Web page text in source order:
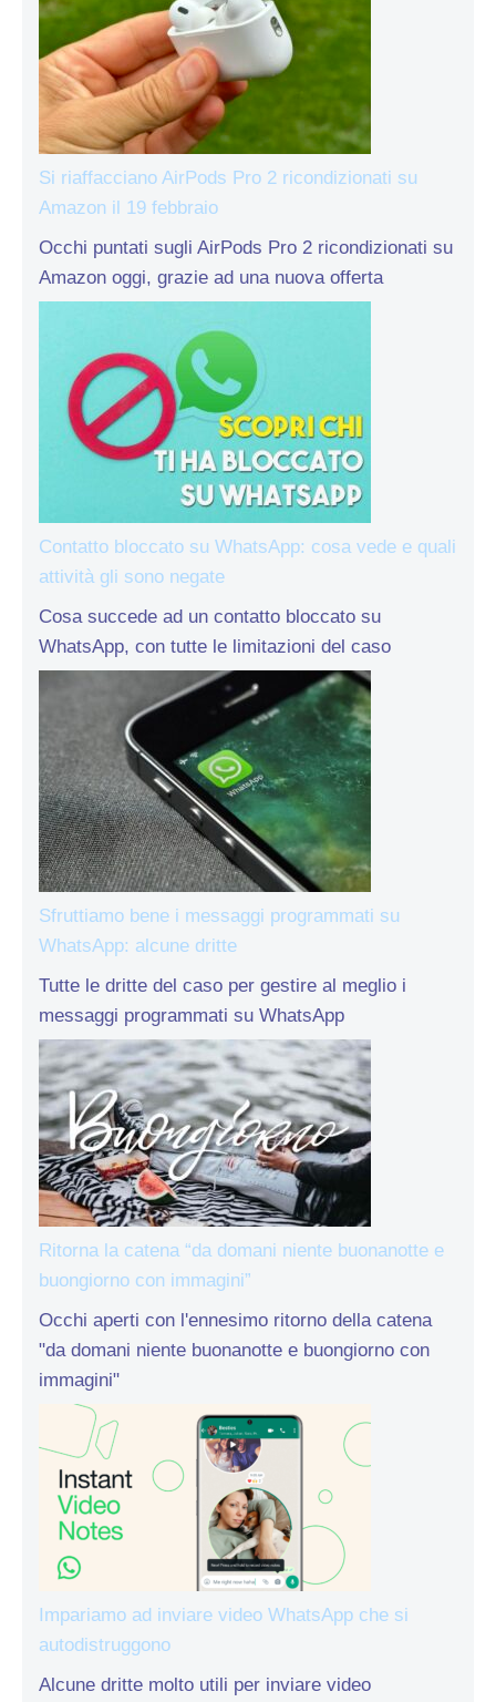
Si riaffacciano AirPods Pro 2 ricondizionati su
Amazon il 19 febbraio
Occhi puntati sugli AirPods Pro 2 ricondizionati su
Amazon oggi, grazie ad una nuova offerta
Contatto bloccato su WhatsApp: cosa vede e quali
attività gli sono negate
Cosa succede ad un contatto bloccato su
WhatsApp, con tutte le limitazioni del caso
Sfruttiamo bene i messaggi programmati su
WhatsApp: alcune dritte
Tutte le dritte del caso per gestire al meglio i
messaggi programmati su WhatsApp
Ritorna la catena “da domani niente buonanotte e
buongiorno con immagini”
Occhi aperti con l'ennesimo ritorno della catena
"da domani niente buonanotte e buongiorno con
immagini"
Impariamo ad inviare video WhatsApp che si
autodistruggono
Alcune dritte molto utili per inviare video